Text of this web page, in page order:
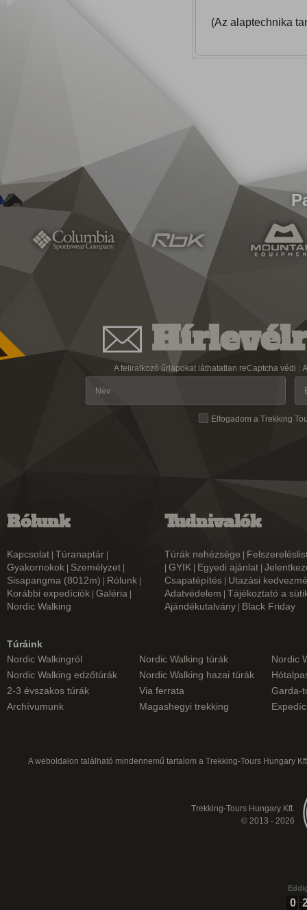
(Az alaptechnika
A feliratkozó űrlapokat láthatatlan reCaptcha védi :
Elfogadom a Trekking
Rólunk
Kapcsolat Túranaptár
Gyakornokok Személyzet
Sisapangma (8012m) Rólunk
Korábbi expedíciók Galéria
Nordic Walking
Tudnivalók
Túrák nehézsége
GYIK Egyedi ajánlat
Csapatépítés
Utazási
Adatvédelem
Tájékoztató a
Ajándékutalvány
Black Friday
Túráink
Nordic Walkingról
Nordic Walking túrák
Nordic
Nordic Walking edzőtúrák
Nordic Walking hazai túrák
2-3 évszakos túrák
Via ferrata
Garda-
Archívumunk
Magashegyi trekking
A weboldalon található mindennemű tartalom a Trekking-Tours Hungary
Trekking-Tours Hungary Kft.
© 2013 - 2026
0